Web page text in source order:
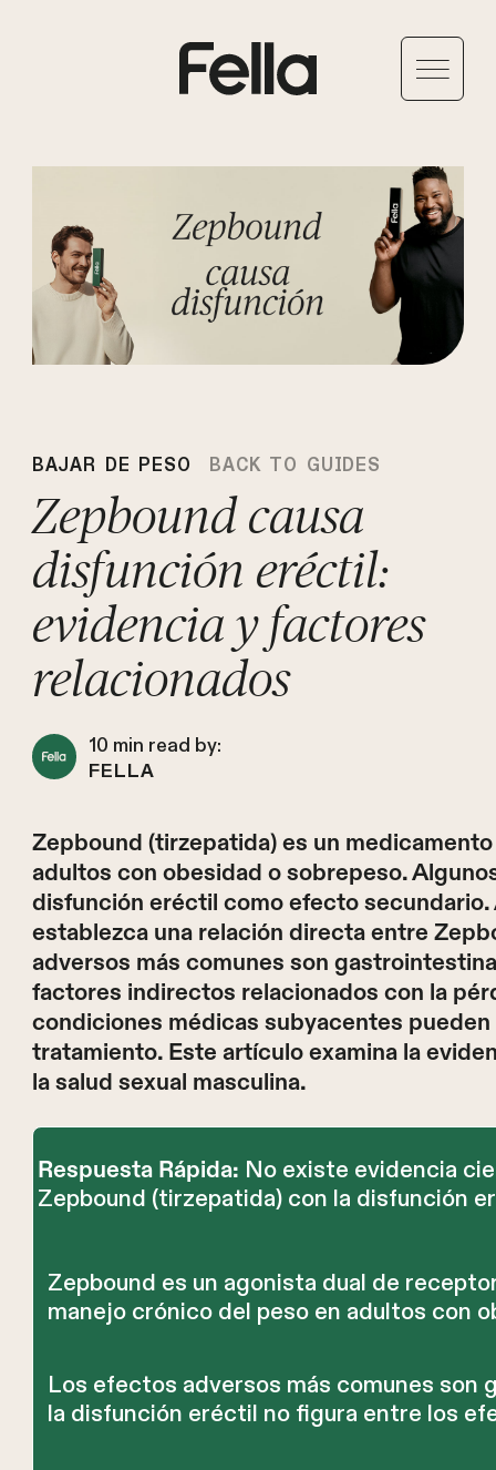
BAJAR DE PESO BACK TO GUIDES
Zepbound causa
disfunción eréctil:
evidencia y factores
relacionados
10 min read by:
FELLA
Zepbound (tirzepatida) es un
adultos con obesidad o sobrepeso.
disfunción eréctil como efecto
establezca una relación directa entre
adversos más comunes son
factores indirectos relacionados con la
condiciones médicas subyacentes
tratamiento. Este artículo examina la
la salud sexual masculina.
Respuesta Rápida: No existe evidencia
Zepbound (tirzepatida) con la disfunción
Zepbound es un agonista dual de
manejo crónico del peso en adultos con
Los efectos adversos más comunes son
la disfunción eréctil no figura entre los